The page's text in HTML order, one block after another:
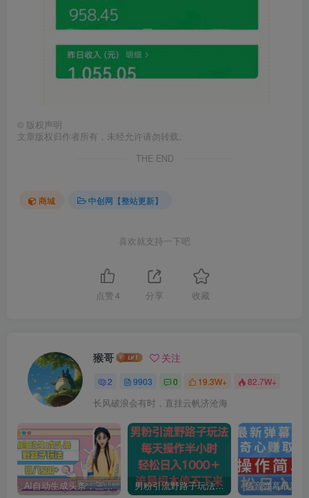
© 版权声明
文章版权归作者所有，未经允许请勿转载。
THE END
商城 中创网【整站更新】
喜欢就支持一下吧
点赞 4 分享 收藏
猴哥 关注
2 9903 0 19.3W+ 82.7W+
长风破浪会有时，直挂云帆济沧海
AI自动生成头条，三天必起号，三分钟轻松发布内容，复制粘贴，保姆级教… 男粉引流野路子玩法，每天操作半小时轻松日入1000＋，流量根本停不下来